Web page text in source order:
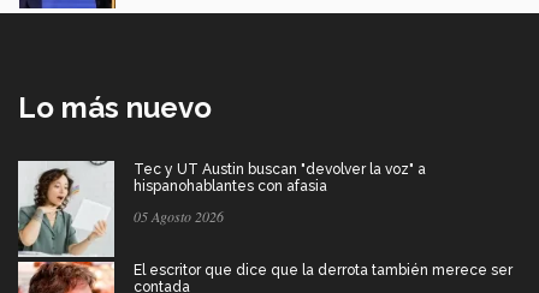
Lo más nuevo
Tec y UT Austin buscan "devolver la voz" a
hispanohablantes con afasia
05 Agosto 2026
El escritor que dice que la derrota también merece ser
contada